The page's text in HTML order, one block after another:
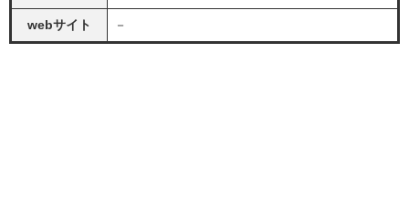
webサイト －